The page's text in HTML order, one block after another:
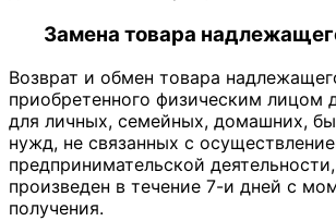
Замена товара
Возврат и обмен товара
приобретенного физическим лицом
для личных, семейных, домашних,
нужд, не связанных с
предпринимательской
произведен в течение 7-и дней с
получения.